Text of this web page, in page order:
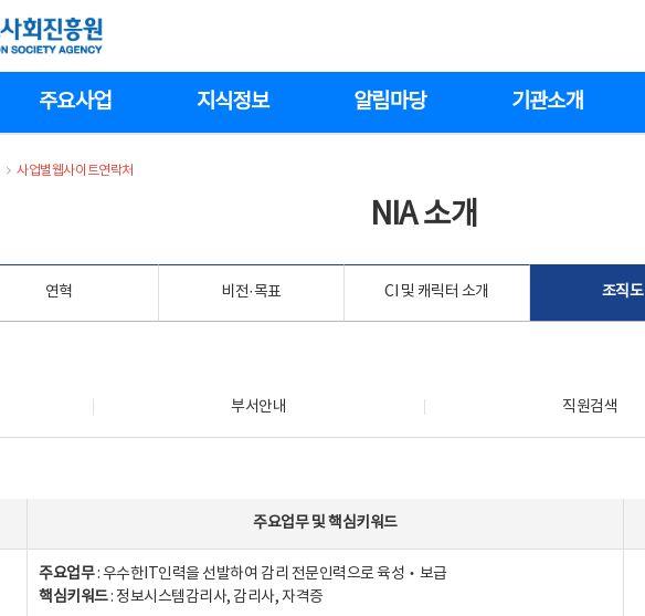
주요사업 지식정보 알림마당 기관소개
>
사업별웹사이트연락처
NIA 소개
연혁 비전·목표 CI 및 캐릭터 소개 조직도
부서안내 직원검색
주요업무및핵심키워드
주요업무: 우수한IT인력을 선발하여 감리 전문인력으로 육성‧보급
핵심키워드: 정보시스템감리사, 감리사, 자격증